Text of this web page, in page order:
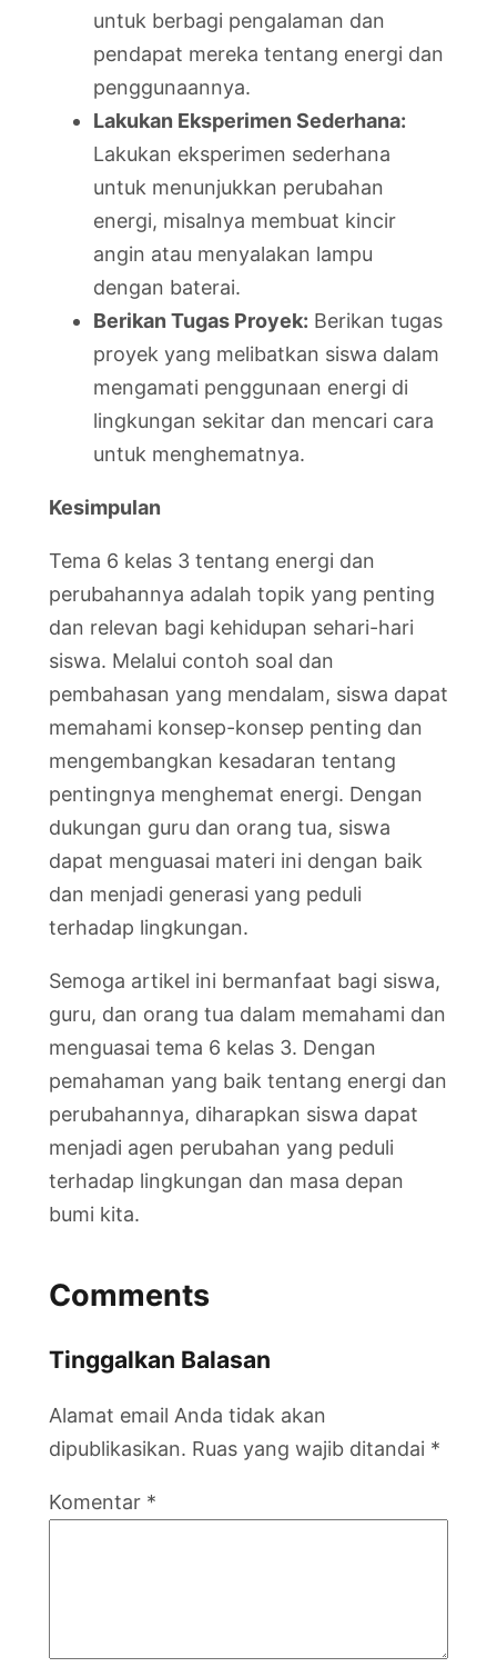
untuk berbagi pengalaman dan
pendapat mereka tentang energi dan
penggunaannya.
Lakukan Eksperimen Sederhana:
Lakukan eksperimen sederhana
untuk menunjukkan perubahan
energi, misalnya membuat kincir
angin atau menyalakan lampu
dengan baterai.
Berikan Tugas Proyek: Berikan tugas
proyek yang melibatkan siswa dalam
mengamati penggunaan energi di
lingkungan sekitar dan mencari cara
untuk menghematnya.
Kesimpulan
Tema 6 kelas 3 tentang energi dan
perubahannya adalah topik yang penting
dan relevan bagi kehidupan sehari-hari
siswa. Melalui contoh soal dan
pembahasan yang mendalam, siswa dapat
memahami konsep-konsep penting dan
mengembangkan kesadaran tentang
pentingnya menghemat energi. Dengan
dukungan guru dan orang tua, siswa
dapat menguasai materi ini dengan baik
dan menjadi generasi yang peduli
terhadap lingkungan.
Semoga artikel ini bermanfaat bagi siswa,
guru, dan orang tua dalam memahami dan
menguasai tema 6 kelas 3. Dengan
pemahaman yang baik tentang energi dan
perubahannya, diharapkan siswa dapat
menjadi agen perubahan yang peduli
terhadap lingkungan dan masa depan
bumi kita.
Comments
Tinggalkan Balasan
Alamat email Anda tidak akan
dipublikasikan. Ruas yang wajib ditandai *
Komentar *